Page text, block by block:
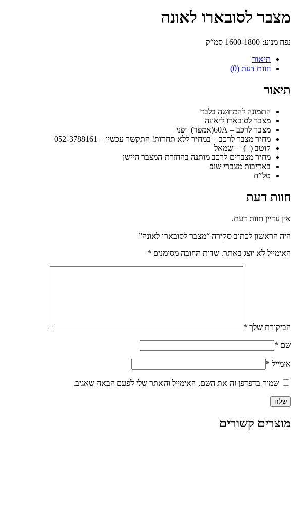
מצבר לסובארו לאונה
נפח מנוע: 1600-1800 סמ“ק
תיאור
חוות דעת (0)
תיאור
התמונה להמחשה בלבד
מצבר לסובארו ליאונה
מצבר לרכב – 60A(אמפר) יפני
מחיר מצבר לרכב – במחיר ללא תחרות! התקשר עכשיו – 052-3788161
קוטב (+) – שמאל
מחיר מצברים לרכב מותנה בהחזרת המצבר היישן
באדיבות מצברי שנפ
טל”ח
חוות דעת
אין עדיין חוות דעת.
היה הראשון לכתוב סקירה “מצבר לסובארו לאונה”
האימייל לא יוצג באתר. שדות החובה מסומנים *
הביקורת שלך *
שם *
אימייל *
שמור בדפדפן זה את השם, האימייל והאתר שלי לפעם הבאה שאגיב.
מוצרים קשורים